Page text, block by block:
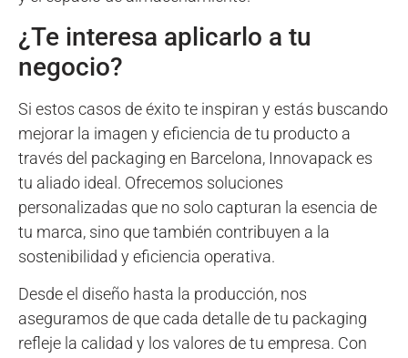
¿Te interesa aplicarlo a tu
negocio?
Si estos casos de éxito te inspiran y estás buscando
mejorar la imagen y eficiencia de tu producto a
través del packaging en Barcelona, Innovapack es
tu aliado ideal. Ofrecemos soluciones
personalizadas que no solo capturan la esencia de
tu marca, sino que también contribuyen a la
sostenibilidad y eficiencia operativa.
Desde el diseño hasta la producción, nos
aseguramos de que cada detalle de tu packaging
refleje la calidad y los valores de tu empresa. Con